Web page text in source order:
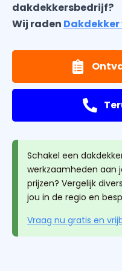
dakdekkersbedrijf?
Wij raden Dakdekker
Schakel een
werkzaamheden aan
prijzen? Vergelijk
jou in de regio en
Vraag nu gratis en